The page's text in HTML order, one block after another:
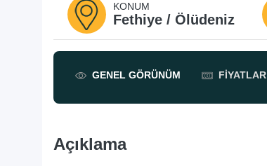
KONUM
Fethiye / Ölüdeniz
GENEL GÖRÜNÜM FIYATLAR
Açıklama